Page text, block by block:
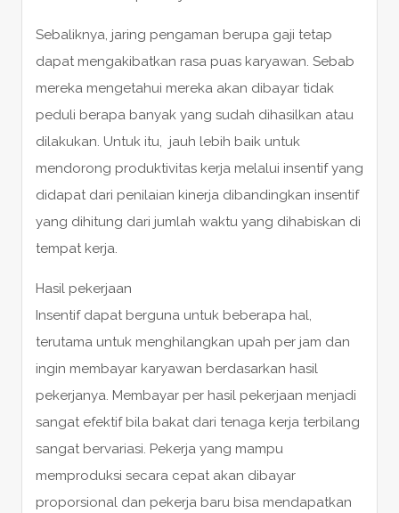
Sebaliknya, jaring pengaman berupa gaji tetap
dapat mengakibatkan rasa puas karyawan. Sebab
mereka mengetahui mereka akan dibayar tidak
peduli berapa banyak yang sudah dihasilkan atau
dilakukan. Untuk itu, jauh lebih baik untuk
mendorong produktivitas kerja melalui insentif yang
didapat dari penilaian kinerja dibandingkan insentif
yang dihitung dari jumlah waktu yang dihabiskan di
tempat kerja.
Hasil pekerjaan
Insentif dapat berguna untuk beberapa hal,
terutama untuk menghilangkan upah per jam dan
ingin membayar karyawan berdasarkan hasil
pekerjanya. Membayar per hasil pekerjaan menjadi
sangat efektif bila bakat dari tenaga kerja terbilang
sangat bervariasi. Pekerja yang mampu
memproduksi secara cepat akan dibayar
proporsional dan pekerja baru bisa mendapatkan